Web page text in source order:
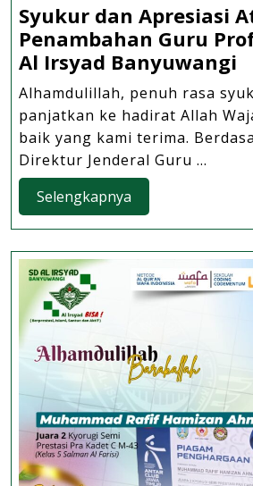
Syukur dan Apresiasi
Penambahan Guru
Al Irsyad Banyuwangi
Alhamdulillah, penuh rasa
panjatkan ke hadirat Allah
baik yang kami terima.
Direktur Jenderal Guru ...
Selengkapnya